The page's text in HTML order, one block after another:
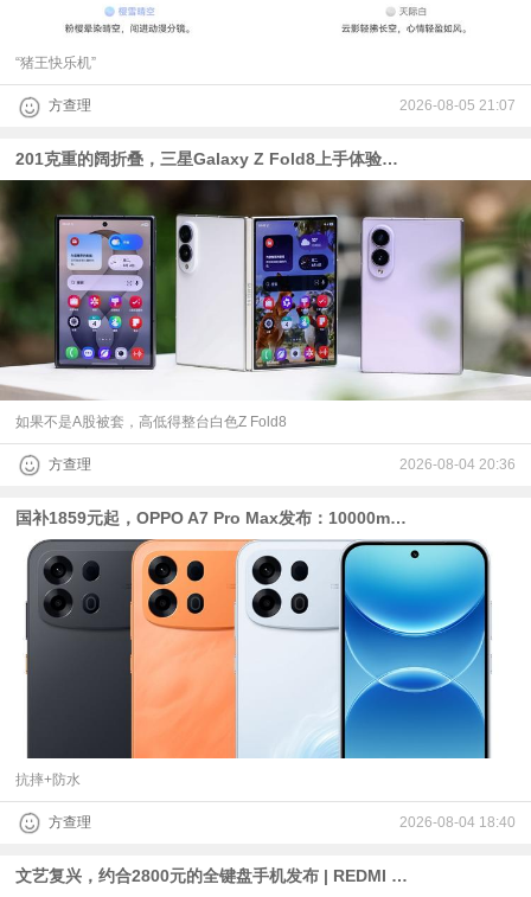
“猪王快乐机”
方查理 2026-08-05 21:07
201克重的阔折叠，三星Galaxy Z Fold8上手体验：圆角当道时代的方正异类
如果不是A股被套，高低得整台白色Z Fold8
方查理 2026-08-04 20:36
国补1859元起，OPPO A7 Pro Max发布：10000mAh电池的骁龙4 Gen 5
抗摔+防水
方查理 2026-08-04 18:40
文艺复兴，约合2800元的全键盘手机发布 | REDMI K100 Pro系列首发M11基材，仍有1.5K超级像素